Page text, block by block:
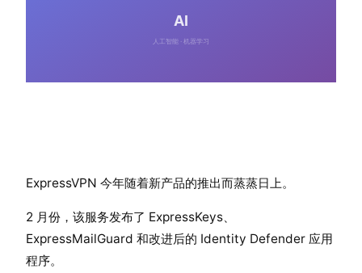
ExpressVPN 今年随着新产品的推出而蒸蒸日上。
2 月份，该服务发布了 ExpressKeys、
ExpressMailGuard 和改进后的 Identity Defender 应用
程序。